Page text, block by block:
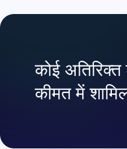
कोई
कीमत में